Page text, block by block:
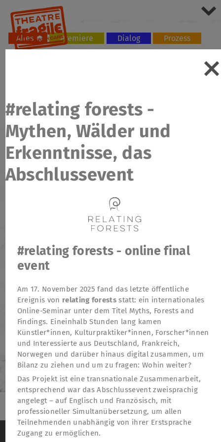
Alles Premiere Dialog
Prozess
#relating forests -
Mythen, Wälder und
Erkenntnisse, das
Abschlussevent
#relating forests - online final
event
Am 17. November 2025 fand das letzte öffentliche
Ereignis von relating forests statt: ein internationales
Online-Seminar unter dem Titel Myths, Forests and
Findings. Eineinhalb Stunden lang kamen
Künstler*innen, Kulturpraktiker*innen, Forscher*innen
und Interessierte aus Deutschland, Frankreich,
Norwegen und darüber hinaus digital zusammen, um
Bilanz zu ziehen und um zu fragen: Wohin weiter?
Das Projekt ist eine transnationale Zusammenarbeit,
entsprechend war das Abschlussevent zweisprachig
angelegt – auf Englisch und Französisch, mit
professioneller Simultanübersetzung, um allen
Teilnehmenden unabhängig von ihrer Erstsprache
Zugang zu ermöglichen.
TheatreFragile
Newsletter . Spenden
Wir verwenden Cookies, um das Besucherverhalten
auf der Website anonym zu messen